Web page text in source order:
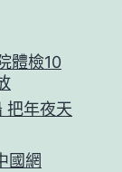
體檢10
把年夜天
國網